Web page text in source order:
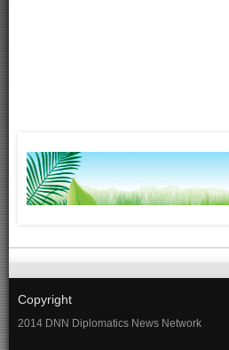
Copyright
2014 DNN Diplomatics News Network